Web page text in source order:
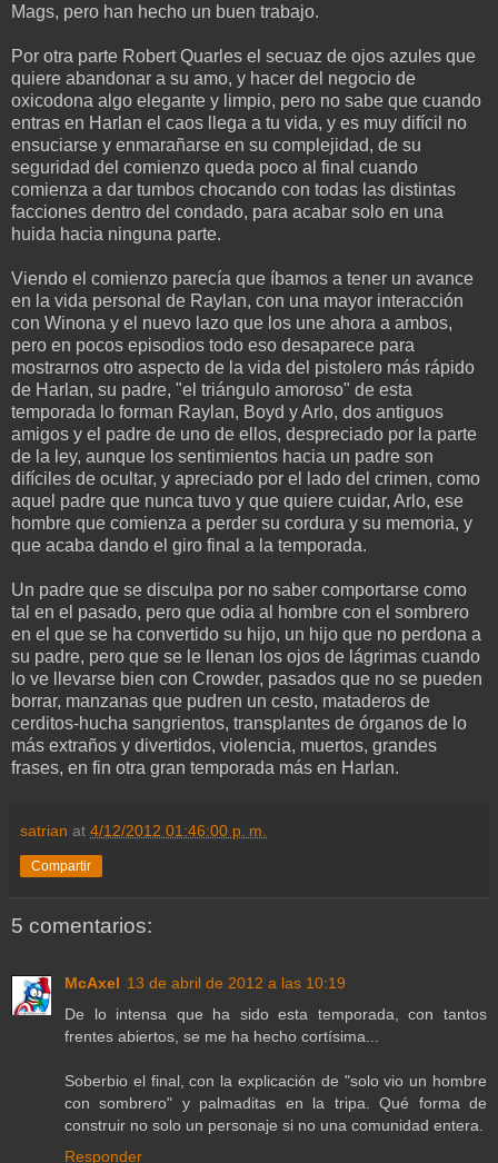
Mags, pero han hecho un buen trabajo.
Por otra parte Robert Quarles el secuaz de ojos azules que
quiere abandonar a su amo, y hacer del negocio de
oxicodona algo elegante y limpio, pero no sabe que cuando
entras en Harlan el caos llega a tu vida, y es muy difícil no
ensuciarse y enmarañarse en su complejidad, de su
seguridad del comienzo queda poco al final cuando
comienza a dar tumbos chocando con todas las distintas
facciones dentro del condado, para acabar solo en una
huida hacia ninguna parte.
Viendo el comienzo parecía que íbamos a tener un avance
en la vida personal de Raylan, con una mayor interacción
con Winona y el nuevo lazo que los une ahora a ambos,
pero en pocos episodios todo eso desaparece para
mostrarnos otro aspecto de la vida del pistolero más rápido
de Harlan, su padre, "el triángulo amoroso" de esta
temporada lo forman Raylan, Boyd y Arlo, dos antiguos
amigos y el padre de uno de ellos, despreciado por la parte
de la ley, aunque los sentimientos hacia un padre son
difíciles de ocultar, y apreciado por el lado del crimen, como
aquel padre que nunca tuvo y que quiere cuidar, Arlo, ese
hombre que comienza a perder su cordura y su memoria, y
que acaba dando el giro final a la temporada.
Un padre que se disculpa por no saber comportarse como
tal en el pasado, pero que odia al hombre con el sombrero
en el que se ha convertido su hijo, un hijo que no perdona a
su padre, pero que se le llenan los ojos de lágrimas cuando
lo ve llevarse bien con Crowder, pasados que no se pueden
borrar, manzanas que pudren un cesto, mataderos de
cerditos-hucha sangrientos, transplantes de órganos de lo
más extraños y divertidos, violencia, muertos, grandes
frases, en fin otra gran temporada más en Harlan.
satrian at 4/12/2012 01:46:00 p. m.
Compartir
5 comentarios:
McAxel 13 de abril de 2012 a las 10:19
De lo intensa que ha sido esta temporada, con tantos
frentes abiertos, se me ha hecho cortísima...
Soberbio el final, con la explicación de "solo vio un hombre
con sombrero" y palmaditas en la tripa. Qué forma de
construir no solo un personaje si no una comunidad entera.
Responder